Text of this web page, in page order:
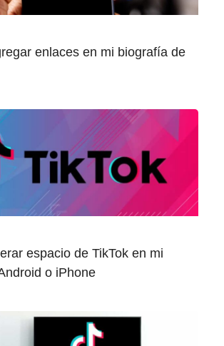
enlaces en mi biografía de
espacio de TikTok en mi
o iPhone